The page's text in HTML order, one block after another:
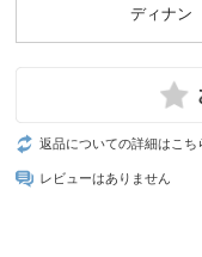
ディナン
返品についての詳細はこち
レビューはありません